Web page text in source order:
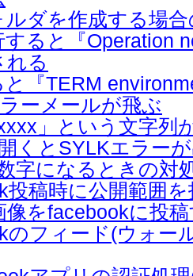
ルダを作成する場
ると『Operation
れる
『TERM
ーメールが飛ぶ
」という文字列
くとSYLKエラー
字になるときの対
投稿時に公開範囲
像をfacebookに投
のフィード(ウォー